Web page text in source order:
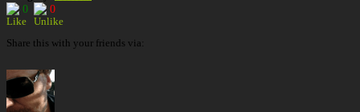
0
0
Share this with your friends via: